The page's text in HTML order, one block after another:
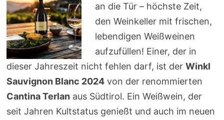
an die Tür – höchste Zeit,
den Weinkeller mit frischen,
lebendigen Weißweinen
aufzufüllen! Einer, der in
dieser Jahreszeit nicht fehlen darf, ist der Winkl
Sauvignon Blanc 2024von der renommierten
Cantina Terlan aus Südtirol. Ein Weißwein, der
seit Jahren Kultstatus genießt und auch im neuen